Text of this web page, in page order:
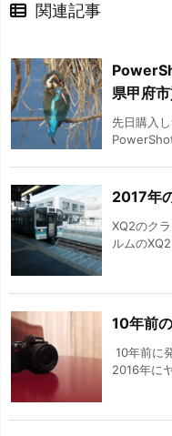
関連記事
県甲府市
先日購入
2017年
XQ2のク
ルムの
10年前
10年前に
2016年に